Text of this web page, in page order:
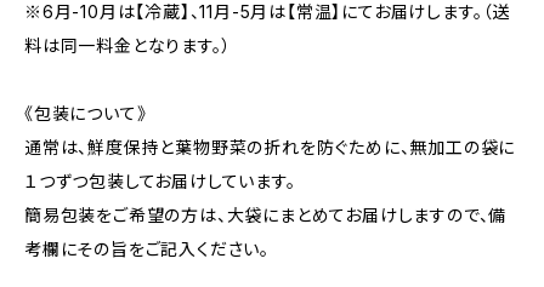
※6月-10月は【冷蔵】、11月-5月は【常温】にてお届けします。（送
料は同一料金となります。）
《包装について》
通常は、鮮度保持と葉物野菜の折れを防ぐために、無加工の袋に
１つずつ包装してお届けしています。
簡易包装をご希望の方は、大袋にまとめてお届けしますので、備
考欄にその旨をご記入ください。